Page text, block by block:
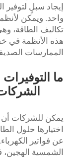
إيجاد سبلٍ
واحد. ويمكن
تكاليف الطاقة،
هذه الأنظمة في
الممارسات
ما
يمكن للشركات أن
اختيارها حلول
عن فواتير
الشمسية الهجين،